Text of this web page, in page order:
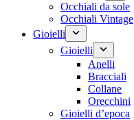
Occhiali da sole
Occhiali Vintage
Gioielli
Gioielli
Anelli
Bracciali
Collane
Orecchini
Gioielli d’epoca